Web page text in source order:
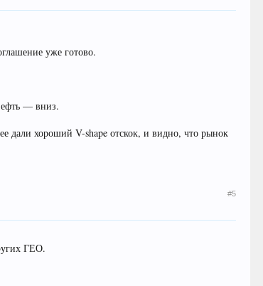
уже готово.
— вниз.
дали хороший V-shape отскок, и видно, что рынок
#5
ГЕО.